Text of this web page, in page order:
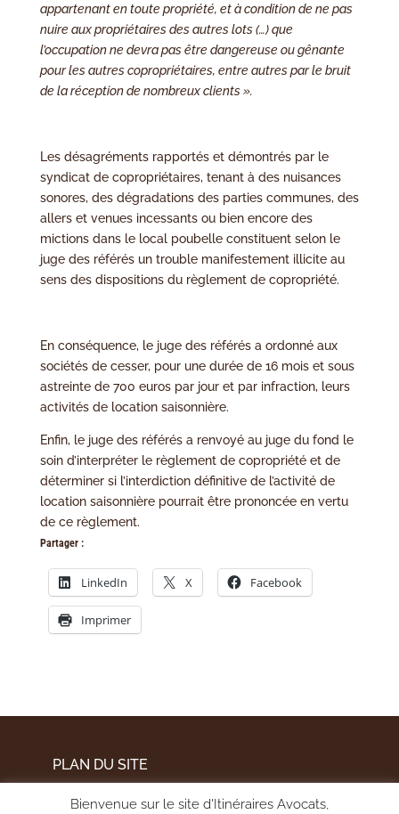
appartenant en toute propriété, et à condition de ne pas
nuire aux propriétaires des autres lots (…) que
l’occupation ne devra pas être dangereuse ou gênante
pour les autres copropriétaires, entre autres par le bruit
de la réception de nombreux clients ».
Les désagréments rapportés et démontrés par le
syndicat de copropriétaires, tenant à des nuisances
sonores, des dégradations des parties communes, des
allers et venues incessants ou bien encore des
mictions dans le local poubelle constituent selon le
juge des référés un trouble manifestement illicite au
sens des dispositions du règlement de copropriété.
En conséquence, le juge des référés a ordonné aux
sociétés de cesser, pour une durée de 16 mois et sous
astreinte de 700 euros par jour et par infraction, leurs
activités de location saisonnière.
Enfin, le juge des référés a renvoyé au juge du fond le
soin d’interpréter le règlement de copropriété et de
déterminer si l’interdiction définitive de l’activité de
location saisonnière pourrait être prononcée en vertu
de ce règlement.
Partager :
LinkedIn X Facebook
Imprimer
PLAN DU SITE
Bienvenue sur le site d'Itinéraires Avocats,